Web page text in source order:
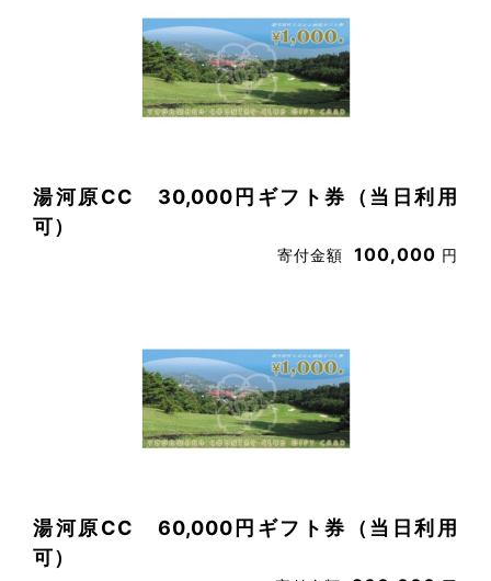
湯河原CC 30,000円ギフト券（当日利用
可）
寄付金額 100,000 円
湯河原CC 60,000円ギフト券（当日利用
可）